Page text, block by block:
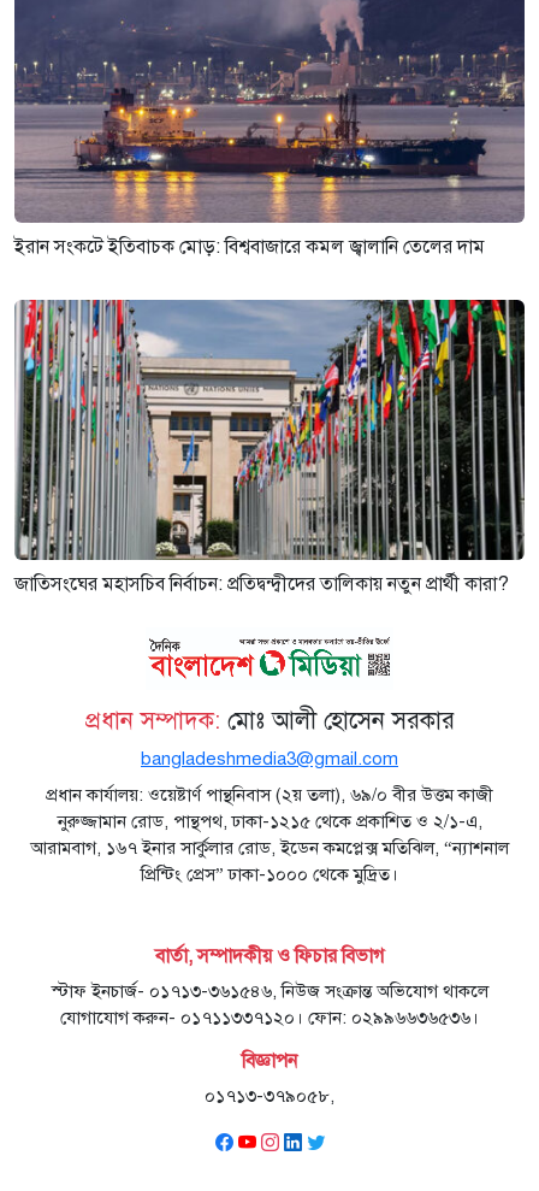
ইরান সংকটে ইতিবাচক মোড়: বিশ্ববাজারে কমল জ্বালানি তেলের দাম
জাতিসংঘের মহাসচিব নির্বাচন: প্রতিদ্বন্দ্বীদের তালিকায় নতুন প্রার্থী কারা?
প্রধান সম্পাদক: মোঃ আলী হোসেন সরকার
bangladeshmedia3@gmail.com
প্রধান কার্যালয়: ওয়েষ্টার্ণ পান্থনিবাস (২য় তলা), ৬৯/০ বীর উত্তম কাজী
নুরুজ্জামান রোড, পান্থপথ, ঢাকা-১২১৫ থেকে প্রকাশিত ও ২/১-এ,
আরামবাগ, ১৬৭ ইনার সার্কুলার রোড, ইডেন কমপ্লেক্স মতিঝিল, “ন্যাশনাল
প্রিন্টিং প্রেস” ঢাকা-১০০০ থেকে মুদ্রিত।
বার্তা, সম্পাদকীয় ও ফিচার বিভাগ
স্টাফ ইনচার্জ- ০১৭১৩-৩৬১৫৪৬, নিউজ সংক্রান্ত অভিযোগ থাকলে
যোগাযোগ করুন- ০১৭১১৩৩৭১২০। ফোন: ০২৯৯৬৬৩৬৫৩৬।
বিজ্ঞাপন
০১৭১৩-৩৭৯০৫৮,